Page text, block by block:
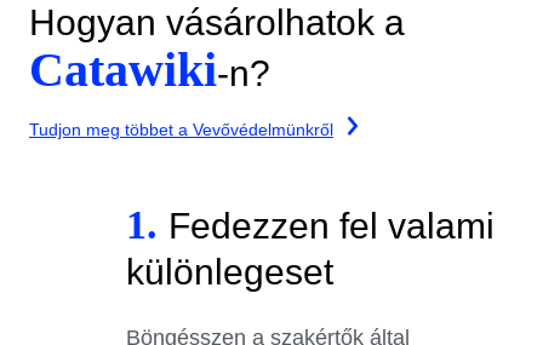
Hogyan vásárolhatok a
Catawiki-n?
Tudjon meg többet a Vevővédelmünkről
1. Fedezzen fel valami
különlegeset
Böngésszen a szakértők által